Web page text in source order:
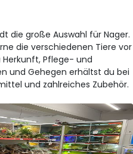
die große Auswahl für Nager.
die verschiedenen Tiere vor
Pflege- und
und Gehegen erhältst du bei
und zahlreiches Zubehör.